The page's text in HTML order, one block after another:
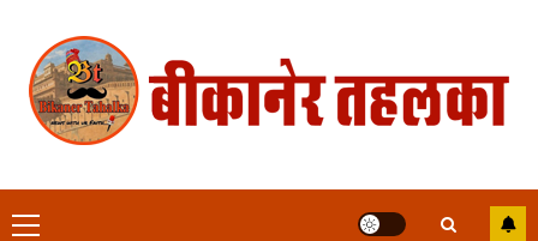
content
Primary